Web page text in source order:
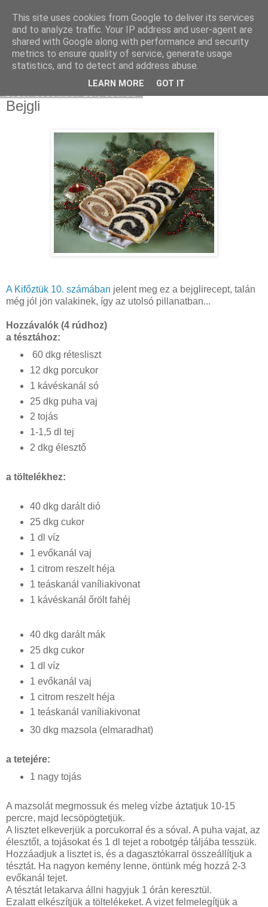
Moha Konyha
Bejgli
A Kifőztük 10. számában jelent meg ez a bejglirecept, talán
még jól jön valakinek, így az utolsó pillanatban...
Hozzávalók (4 rúdhoz)
a tésztához:
60 dkg rétesliszt
12 dkg porcukor
1 kávéskanál só
25 dkg puha vaj
2 tojás
1-1,5 dl tej
2 dkg élesztő
a töltelékhez:
40 dkg darált dió
25 dkg cukor
1 dl víz
1 evőkanál vaj
1 citrom reszelt héja
1 teáskanál vaníliakivonat
1 kávéskanál őrölt fahéj
40 dkg darált mák
25 dkg cukor
1 dl víz
1 evőkanál vaj
1 citrom reszelt héja
1 teáskanál vaníliakivonat
30 dkg mazsola (elmaradhat)
a tetejére:
1 nagy tojás
A mazsolát megmossuk és meleg vízbe áztatjuk 10-15
percre, majd lecsöpögtetjük.
A lisztet elkeverjük a porcukorral és a sóval. A puha vajat, az
élesztőt, a tojásokat és 1 dl tejet a robotgép táljába tesszük.
Hozzáadjuk a lisztet is, és a dagasztókarral összeállítjuk a
tésztát. Ha nagyon kemény lenne, öntünk még hozzá 2-3
evőkanál tejet.
A tésztát letakarva állni hagyjuk 1 órán keresztül.
Ezalatt elkészítjük a töltelékeket. A vizet felmelegítjük a
This site uses cookies from Google to deliver its services
and to analyze traffic. Your IP address and user-agent are
shared with Google along with performance and security
metrics to ensure quality of service, generate usage
statistics, and to detect and address abuse.
LEARN MORE GOT IT